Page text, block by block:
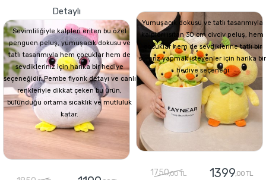
Detaylı
Sevimliliğiyle kalpleri eriten bu özel
penguen peluş, yumuşacık dokusu ve
tatlı tasarımıyla hem çocuklar hem de
sevdikleriniz için harika bir hediye
seçeneğidir. Pembe fiyonk detayı ve canlı
renkleriyle dikkat çeken bu ürün,
bulunduğu ortama sıcaklık ve mutluluk
katar.
Yumuşacık dokusu ve tatlı tasarımıyla
kalpleri ısıtan 30 cm civciv peluş, hem
çocuklar hem de sevdiklerine tatlı bir
sürpriz yapmak isteyenler için harika bir
hediye seçeneği
1750,00 TL 1399,00 TL